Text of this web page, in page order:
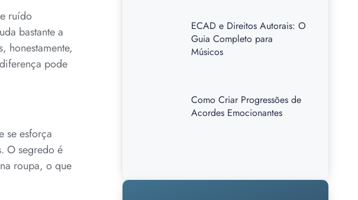
ruído
bastante a
honestamente,
pode
se esforça
O segredo é
roupa, o que
ECAD e Direitos Autorais: O
Guia Completo para
Músicos
Como Criar Progressões de
Acordes Emocionantes